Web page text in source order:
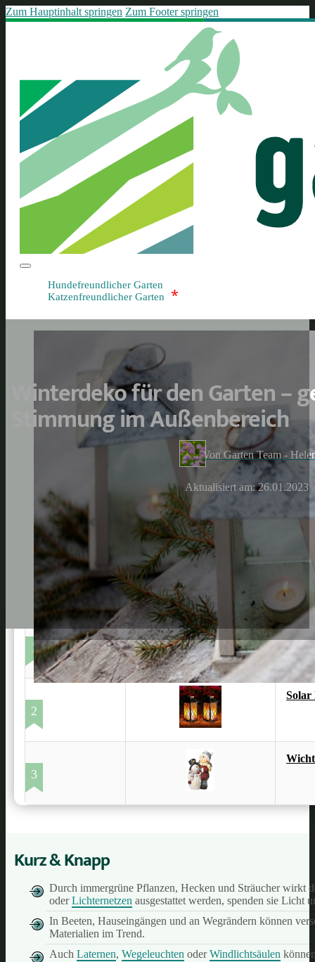
Zum Hauptinhalt springen Zum Footer springen
Hundefreundlicher Garten
Katzenfreundlicher Garten
*
Winterdeko für den Garten –
Stimmung im Außenbereich
Von Garten Team -
Aktualisiert am: 26.01.2023
1
2
Solar
3
Kurz & Knapp
Durch immergrüne Pflanzen, Hecken und Sträucher wirkt
oderLichternetzen ausgestattet werden, spenden sie Licht
In Beeten, Hauseingängen und an Wegrändern können
Materialien im Trend.
Auch Laternen, Wegeleuchten oderWindlichtsäulen